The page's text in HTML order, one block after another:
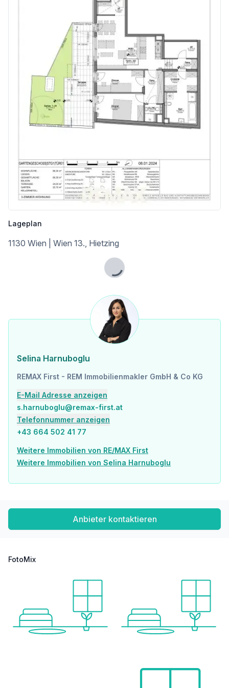
Supermarkt <250m
Bäckerei <250m
Einkaufszentrum <3.500m
Geldautomat <250m
Bank <750m
Post <1.250m
Polizei <750m
Straßenbahn <750m
Bahnhof <250m
Autobahnanschluss <3.250m
Angaben Entfernung Luftlinie / Quelle: OpenStreetMap
Lageplan
1130 Wien | Wien 13., Hietzing
Lade...
Selina Harnuboglu
REMAX First - REM Immobilienmakler GmbH & Co KG
E-Mail Adresse anzeigen
s.harnuboglu@remax-first.at
Telefonnummer anzeigen
+43 664 502 41 77
Weitere Immobilien von RE/MAX First
Weitere Immobilien von Selina Harnuboglu
Anbieter kontaktieren
FotoMix